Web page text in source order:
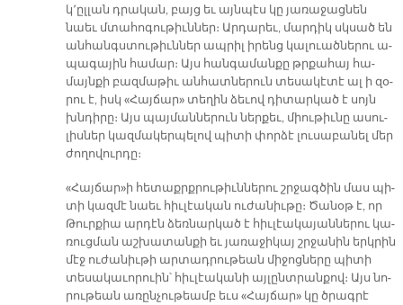
կ՚ըլ­լան դրա­կան, բայց եւ այն­պէս կը յա­ռա­ջաց­նեն
նաեւ մտա­հո­գու­թիւն­ներ։ Ար­դա­րեւ, մար­դիկ սկսած են
ան­հանգս­տու­թիւն­ներ ապ­րիլ ի­րենց կա­լուած­նե­րու ա­
պա­գա­յին հա­մար։ Այս հան­գա­ման­քը թրքա­հայ հա­
մայն­քի բազ­մա­թիւ ան­հատ­նե­րուն տե­սա­կէ­տէ ալ ի զօ­
րու է, իսկ «Հայ­ճար» տե­ղին ձե­ւով դի­տար­կած է սոյն
խնդի­րը։ Այս պայ­ման­նե­րուն ներ­քեւ, միու­թիւ­նը ա­սու­
լիս­ներ կազ­մա­կեր­պե­լով պի­տի փոր­ձէ լու­սա­բա­նել մեր
ժո­ղո­վուր­դը։
«Հայ­ճար»ի հե­տաքրք­րու­թիւն­նե­րու շրջագ­ծին մաս պի­
տի կազ­մէ նաեւ հիւ­լէա­կան ու­ժա­նիւ­թը։ Ծա­նօթ է, որ
Թուր­քիա ար­դէն ձեռ­նար­կած է հիւ­լէա­կա­յան­նե­րու կա­
ռուց­ման աշ­խա­տան­քի եւ յա­ռա­ջի­կայ շրջա­նին երկ­րին
մէջ ու­ժա­նիւ­թի ար­տադ­րու­թեան մի­ջոց­նե­րը պի­տի
տե­սա­կա­ւո­րուին՝ հիւ­լէա­կա­նի այ­լընտ­րան­քով։ Այս նո­
րու­թեան ա­ռըն­չու­թեամբ եւս «Հայ­ճար» կը ծրագ­րէ